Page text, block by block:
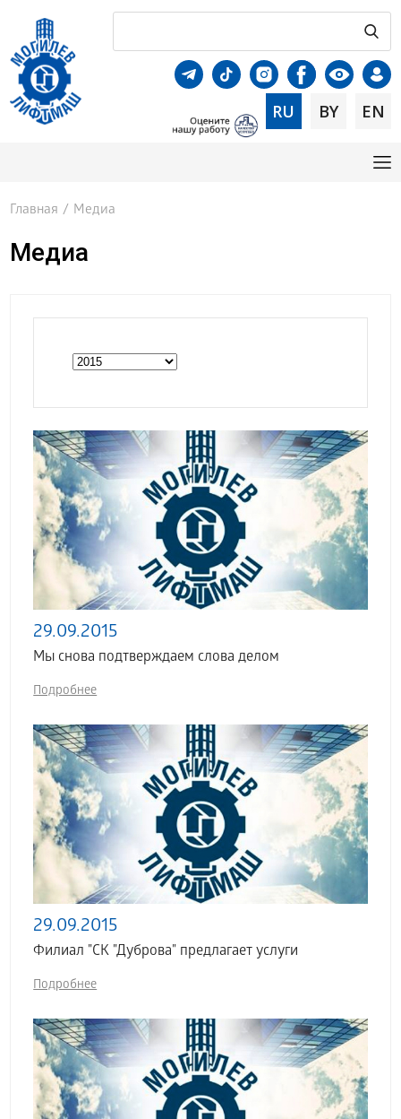
RU BY EN
Главная / Медиа
Медиа
29.09.2015
Мы снова подтверждаем слова делом
Подробнее
29.09.2015
Филиал "СК "Дуброва" предлагает услуги
Подробнее